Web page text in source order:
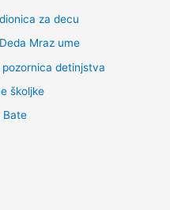
za decu
Mraz ume
pozornica detinjstva
školjke
Bate